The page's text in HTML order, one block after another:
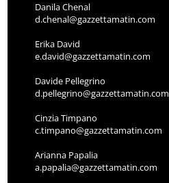
Danila Chenal
d.chenal@gazzettamatin.com
Erika David
e.david@gazzettamatin.com
Davide Pellegrino
d.pellegrino@gazzettamatin.com
Cinzia Timpano
c.timpano@gazzettamatin.com
Arianna Papalia
a.papalia@gazzettamatin.com